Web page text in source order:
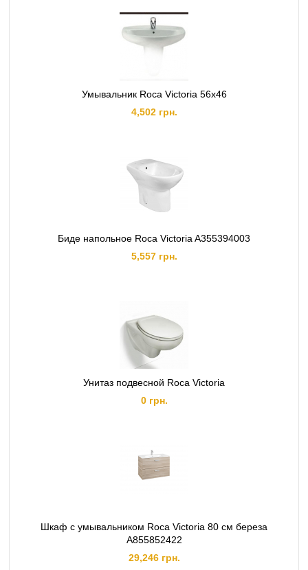
Умывальник Roca Victoria 56x46
4,502 грн.
Биде напольное Roca Victoria A355394003
5,557 грн.
Унитаз подвесной Roca Victoria
0 грн.
Шкаф с умывальником Roca Victoria 80 см береза
A855852422
29,246 грн.